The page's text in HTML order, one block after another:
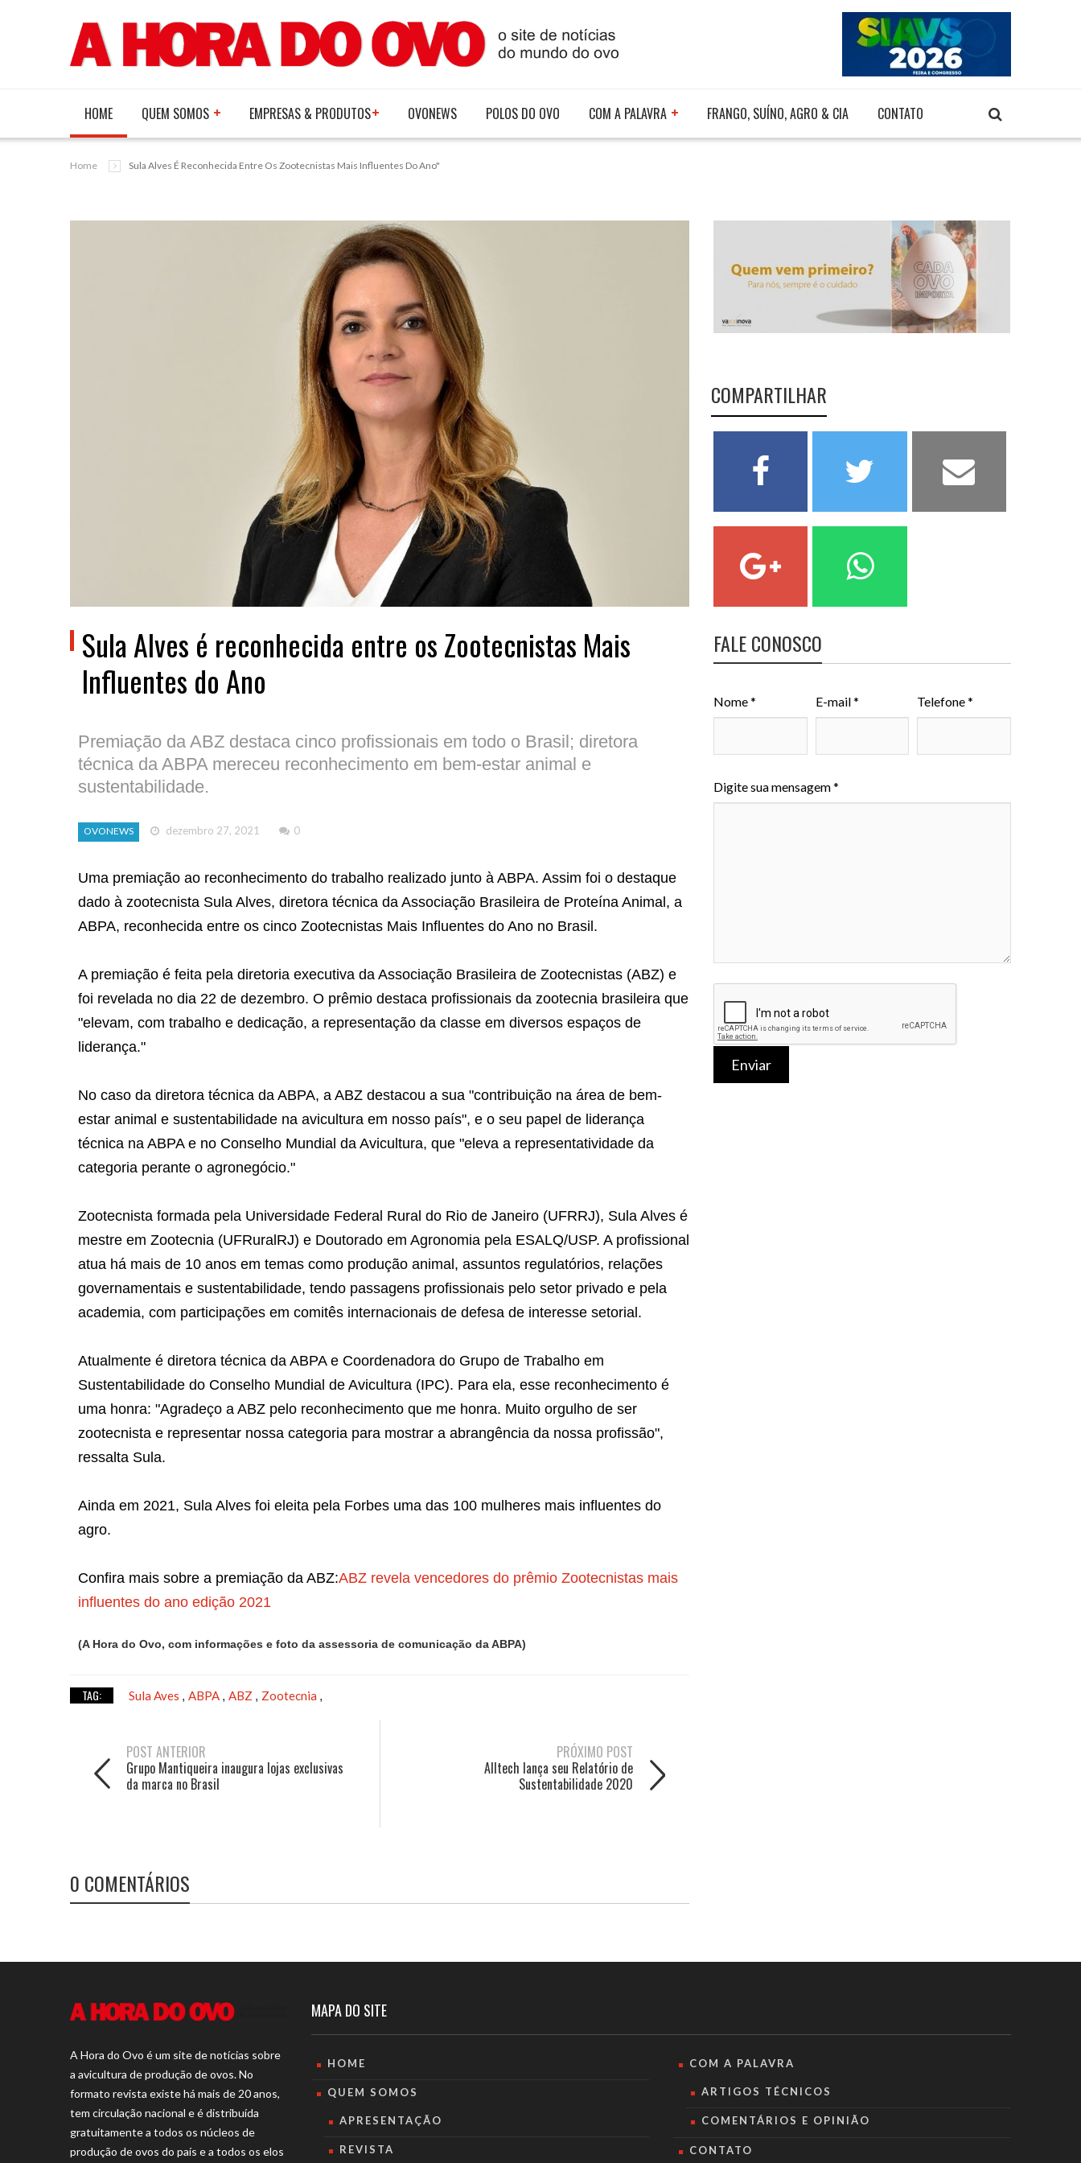
HOME QUEM SOMOS EMPRESAS & PRODUTOS OVONEWS POLOS DO OVO COM A PALAVRA FRANGO, SUÍNO, AGRO & CIA CONTATO
Home Sula Alves É Reconhecida Entre Os Zootecnistas Mais Influentes Do Ano"
Sula Alves é reconhecida entre os Zootecnistas Mais
Influentes do Ano
Premiação da ABZ destaca cinco profissionais em todo o Brasil; diretora
técnica da ABPA mereceu reconhecimento em bem-estar animal e
sustentabilidade.
OVONEWS dezembro 27, 2021 0
Uma premiação ao reconhecimento do trabalho realizado junto à ABPA. Assim foi o destaque
dado à zootecnista Sula Alves, diretora técnica da Associação Brasileira de Proteína Animal, a
ABPA, reconhecida entre os cinco Zootecnistas Mais Influentes do Ano no Brasil.
A premiação é feita pela diretoria executiva da Associação Brasileira de Zootecnistas (ABZ) e
foi revelada no dia 22 de dezembro. O prêmio destaca profissionais da zootecnia brasileira que
"elevam, com trabalho e dedicação, a representação da classe em diversos espaços de
liderança."
No caso da diretora técnica da ABPA, a ABZ destacou a sua "contribuição na área de bem-
estar animal e sustentabilidade na avicultura em nosso país", e o seu papel de liderança
técnica na ABPA e no Conselho Mundial da Avicultura, que "eleva a representatividade da
categoria perante o agronegócio."
Zootecnista formada pela Universidade Federal Rural do Rio de Janeiro (UFRRJ), Sula Alves é
mestre em Zootecnia (UFRuralRJ) e Doutorado em Agronomia pela ESALQ/USP. A profissional
atua há mais de 10 anos em temas como produção animal, assuntos regulatórios, relações
governamentais e sustentabilidade, tendo passagens profissionais pelo setor privado e pela
academia, com participações em comitês internacionais de defesa de interesse setorial.
Atualmente é diretora técnica da ABPA e Coordenadora do Grupo de Trabalho em
Sustentabilidade do Conselho Mundial de Avicultura (IPC). Para ela, esse reconhecimento é
uma honra: "Agradeço a ABZ pelo reconhecimento que me honra. Muito orgulho de ser
zootecnista e representar nossa categoria para mostrar a abrangência da nossa profissão",
ressalta Sula.
Ainda em 2021, Sula Alves foi eleita pela Forbes uma das 100 mulheres mais influentes do
agro.
Confira mais sobre a premiação da ABZ:ABZ revela vencedores do prêmio Zootecnistas mais
influentes do ano edição 2021
(A Hora do Ovo, com informações e foto da assessoria de comunicação da ABPA)
TAG: Sula Aves , ABPA , ABZ , Zootecnia ,
POST ANTERIOR
Grupo Mantiqueira inaugura lojas exclusivas
da marca no Brasil
PRÓXIMO POST
Alltech lança seu Relatório de
Sustentabilidade 2020
0 COMENTÁRIOS
COMPARTILHAR
FALE CONOSCO
Nome * E-mail * Telefone *
Digite sua mensagem *
Enviar
A Hora do Ovo é um site de notícias sobre
a avicultura de produção de ovos. No
formato revista existe há mais de 20 anos,
tem circulação nacional e é distribuída
gratuitamente a todos os núcleos de
produção de ovos do país e a todos os elos
MAPA DO SITE
HOME
QUEM SOMOS
APRESENTAÇÃO
REVISTA
COM A PALAVRA
ARTIGOS TÉCNICOS
COMENTÁRIOS E OPINIÃO
CONTATO